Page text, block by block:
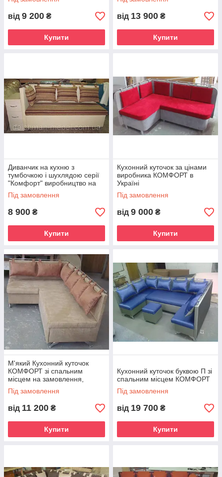
від 9 200 ₴
Купити
від 13 900 ₴
Купити
Диванчик на кухню з
тумбочкою і шухлядою серії
"Комфорт" виробництво на
замовлення
Під замовлення
8 900 ₴
Купити
Кухонний куточок за цінами
виробника КОМФОРТ в
Україні
Під замовлення
від 9 000 ₴
Купити
М'який Кухонний куточок
КОМФОРТ зі спальним
місцем на замовлення,
виробництво
Під замовлення
від 11 200 ₴
Купити
Кухонний куточок буквою П зі
спальним місцем КОМФОРТ
Під замовлення
від 19 700 ₴
Купити